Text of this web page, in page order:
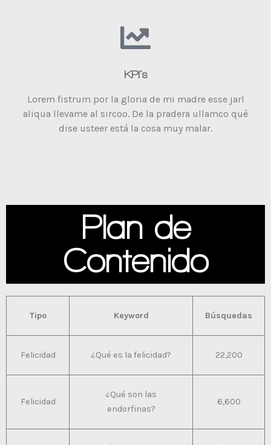
KPI´s
Lorem fistrum por la gloria de mi madre esse jarl
aliqua llevame al sircoo. De la pradera ullamco qué
dise usteer está la cosa muy malar.
Plan de
Contenido
Tipo Keyword Búsquedas
Felicidad ¿Qué es la felicidad? 22,200
Felicidad
¿Qué son las
endorfinas?
6,600